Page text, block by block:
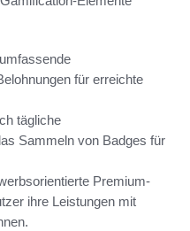
für erreichte
tägliche
Sammeln von Badges für
Premium-
ihre Leistungen mit